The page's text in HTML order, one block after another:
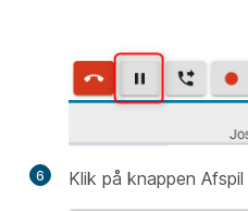
6 Klik på knappen Afspil